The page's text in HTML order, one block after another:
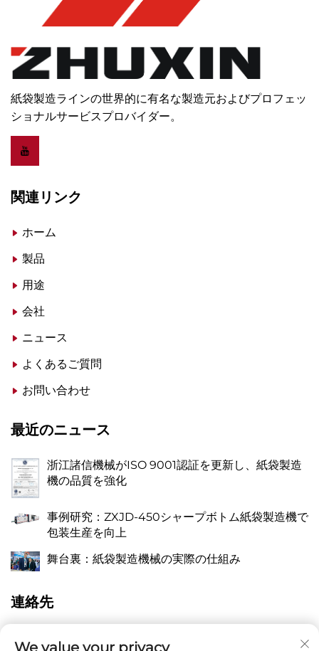
紙袋製造ラインの世界的に有名な製造元およびプロフェッ
ショナルサービスプロバイダー。
関連リンク
ホーム
製品
用途
会社
ニュース
よくあるご質問
お問い合わせ
最近のニュース
浙江諸信機械がISO 9001認証を更新し、紙袋製造
機の品質を強化
事例研究：ZXJD-450シャープボトム紙袋製造機で
包装生産を向上
舞台裏：紙袋製造機械の実際の仕組み
連絡先
A 浙江省平陽県万全鎮張橋梁油路東118番地
We value your privacy